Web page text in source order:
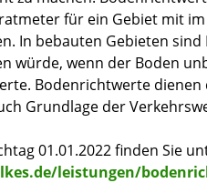
für ein Gebiet mit
In bebauten Gebieten
würde, wenn der Boden
Bodenrichtwerte dienen
Grundlage der
01.01.2022 finden Sie
leistungen/